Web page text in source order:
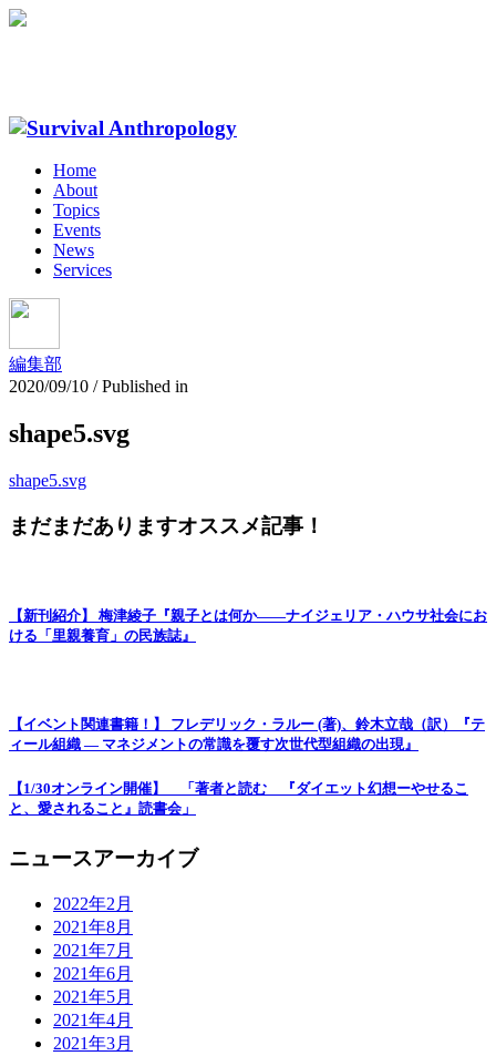
Home
About
Topics
Events
News
Services
編集部
2020/09/10 /Published in
shape5.svg
shape5.svg
まだまだありますオススメ記事！
【新刊紹介】 梅津綾子『親子とは何か――ナイジェリア・ハウサ社会にお
ける「里親養育」の民族誌』
【イベント関連書籍！】 フレデリック・ラルー (著)、鈴木立哉（訳）『テ
ィール組織 ― マネジメントの常識を覆す次世代型組織の出現』
【1/30オンライン開催】 「著者と読む 『ダイエット幻想ーやせるこ
と、愛されること』読書会」
ニュースアーカイブ
2022年2月
2021年8月
2021年7月
2021年6月
2021年5月
2021年4月
2021年3月